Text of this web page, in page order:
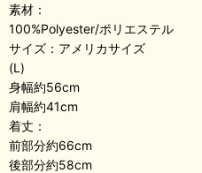
素材：
100%Polyester/ポリエステル
サイズ：アメリカサイズ
(L)
身幅約56cm
肩幅約41cm
着丈：
前部分約66cm
後部分約58cm